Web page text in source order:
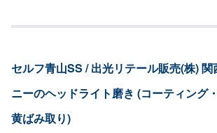
セルフ青山SS / 出光リテール販売(株) 関
ニーのヘッドライト磨き (コーティング
黄ばみ取り)